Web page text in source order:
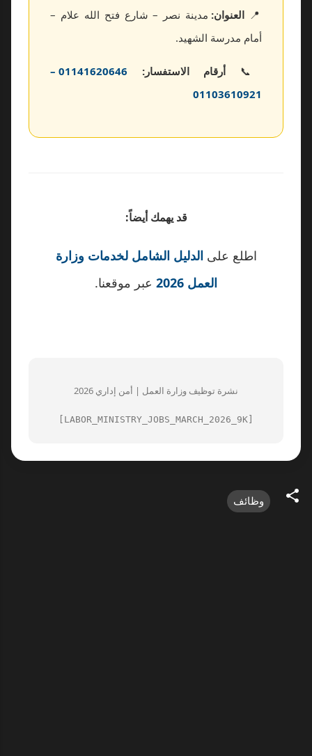
📍 العنوان: مدينة نصر – شارع فتح الله علام –
أمام مدرسة الشهيد.
📞 أرقام الاستفسار:
01141620646 –
01103610921
قد يهمك أيضاً:
اطلع على الدليل الشامل لخدمات وزارة
العمل 2026
عبر موقعنا.
نشرة توظيف وزارة العمل | أمن إداري 2026
[LABOR_MINISTRY_JOBS_MARCH_2026_9K]
وظائف